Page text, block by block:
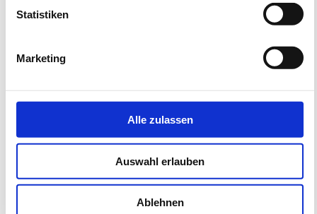
Statistiken
Marketing
Alle zulassen
Auswahl erlauben
Ablehnen